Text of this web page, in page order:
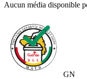
Aucun média disponible
GN